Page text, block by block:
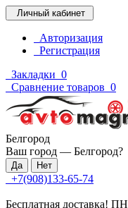
Личный кабинет
Авторизация
Регистрация
Закладки 0
Сравнение товаров 0
Белгород
Ваш город — Белгород?
+7(908)133-65-74
Бесплатная доставка!